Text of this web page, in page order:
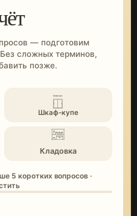
— подготовим
сложных терминов,
позже.
Шкаф-купе
Кладовка